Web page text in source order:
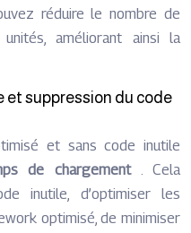
réduire le nombre de
améliorant ainsi la
et suppression du code
et sans code inutile
de chargement . Cela
inutile, d’optimiser les
optimisé, de minimiser